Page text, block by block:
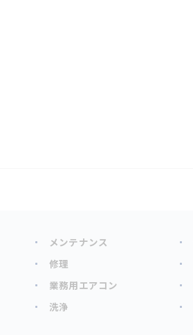
メンテナンス
修理
業務用エアコン
洗浄